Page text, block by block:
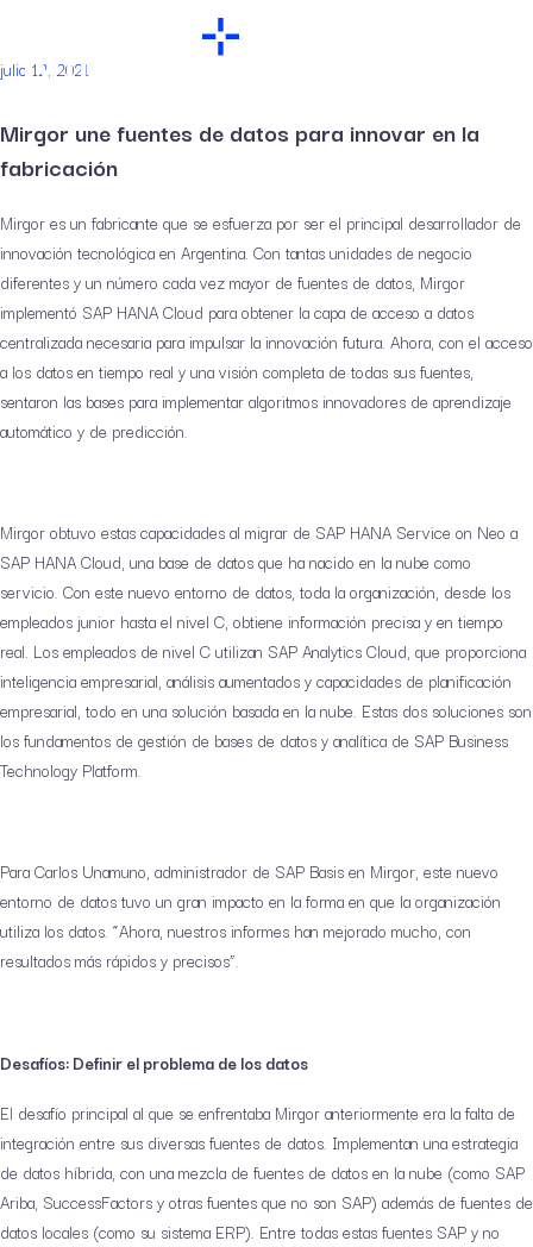
julio 12, 2021
Mirgor une fuentes de datos para innovar en la
fabricación
Mirgor es un fabricante que se esfuerza por ser el principal desarrollador de
innovación tecnológica en Argentina. Con tantas unidades de negocio
diferentes y un número cada vez mayor de fuentes de datos, Mirgor
implementó SAP HANA Cloud para obtener la capa de acceso a datos
centralizada necesaria para impulsar la innovación futura. Ahora, con el acceso
a los datos en tiempo real y una visión completa de todas sus fuentes,
sentaron las bases para implementar algoritmos innovadores de aprendizaje
automático y de predicción.
Mirgor obtuvo estas capacidades al migrar de SAP HANA Service on Neo a
SAP HANA Cloud, una base de datos que ha nacido en la nube como
servicio. Con este nuevo entorno de datos, toda la organización, desde los
empleados junior hasta el nivel C, obtiene información precisa y en tiempo
real. Los empleados de nivel C utilizan SAP Analytics Cloud, que proporciona
inteligencia empresarial, análisis aumentados y capacidades de planificación
empresarial, todo en una solución basada en la nube. Estas dos soluciones son
los fundamentos de gestión de bases de datos y analítica de SAP Business
Technology Platform.
Para Carlos Unamuno, administrador de SAP Basis en Mirgor, este nuevo
entorno de datos tuvo un gran impacto en la forma en que la organización
utiliza los datos. “Ahora, nuestros informes han mejorado mucho, con
resultados más rápidos y precisos”.
Desafíos: Definir el problema de los datos
El desafío principal al que se enfrentaba Mirgor anteriormente era la falta de
integración entre sus diversas fuentes de datos. Implementan una estrategia
de datos híbrida, con una mezcla de fuentes de datos en la nube (como SAP
Ariba, SuccessFactors y otras fuentes que no son SAP) además de fuentes de
datos locales (como su sistema ERP). Entre todas estas fuentes SAP y no